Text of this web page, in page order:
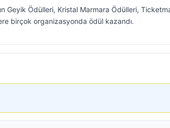
Geyik Ödülleri, Kristal Marmara Ödülleri,
birçok organizasyonda ödül kazandı.